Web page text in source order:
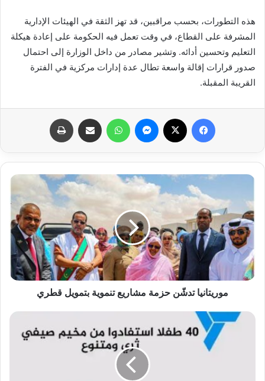
هذه التطورات، بحسب مراقبين، قد تهز الثقة في الهيئات الإدارية
المشرفة على القطاع، في وقت تعمل فيه الحكومة على إعادة هيكلة
التعليم وتحسين أدائه. وتشير مصادر من داخل الوزارة إلى احتمال
صدور قرارات إقالة واسعة تطال عدة إدارات مركزية في الفترة
القريبة المقبلة.
فيسبوك ماسنجر واتساب مشاركة عبر البريد
موريتانيا تدشّن حزمة مشاريع تنموية بتمويل قطري